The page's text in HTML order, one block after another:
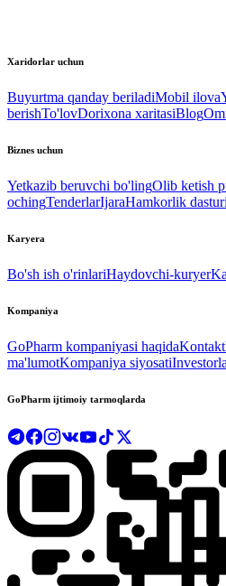
Xaridorlar uchun
Buyurtma qanday beriladiMobil ilova
berishTo'lovDorixona xaritasiBlog
Biznes uchun
Yetkazib beruvchi bo'lingOlib ketish
ochingTenderlarIjaraHamkorlik dasturi
Karyera
Bo'sh ish o'rinlariHaydovchi-kuryer
Kompaniya
GoPharm kompaniyasi haqida
ma'lumotKompaniya siyosati
GoPharm ijtimoiy tarmoqlarda